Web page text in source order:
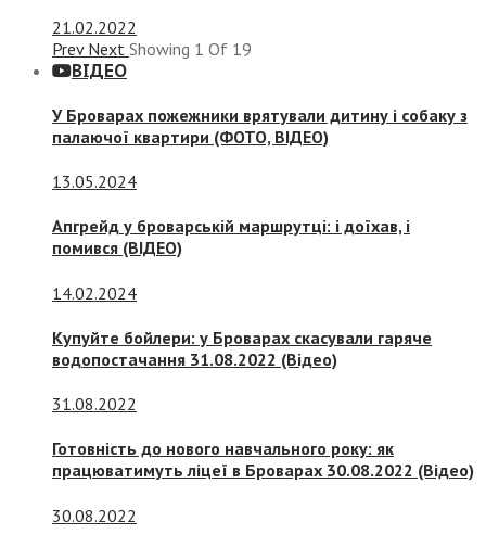
21.02.2022
Prev Next Showing 1 Of 19
ВІДЕО
У Броварах пожежники врятували дитину і собаку з
палаючої квартири (ФОТО, ВІДЕО)
13.05.2024
Апгрейд у броварській маршрутці: і доїхав, і
помився (ВІДЕО)
14.02.2024
Купуйте бойлери: у Броварах скасували гаряче
водопостачання 31.08.2022 (Відео)
31.08.2022
Готовність до нового навчального року: як
працюватимуть ліцеї в Броварах 30.08.2022 (Відео)
30.08.2022